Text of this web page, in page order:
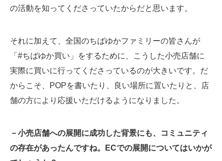
の活動を知ってくださっていたからだと思います。
それに加えて、全国のちばゆかファミリーの皆さんが
「#ちばゆか買い」をするために、こうした小売店舗に
実際に買いに行ってくださっているのが大きいです。だ
からこそ、POPを書いたり、良い場所に置いたりと、店
舗の方により応援いただけるようになりました。
－小売店舗への展開に成功した背景にも、コミュニティ
の存在があったんですね。ECでの展開についてはいかが